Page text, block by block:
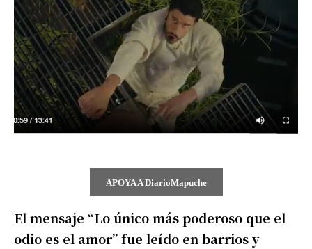
APOYA A DiarioMapuche
El mensaje “Lo único más poderoso que el
odio es el amor” fue leído en barrios y